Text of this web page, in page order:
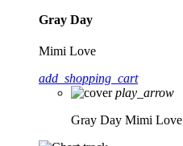
Gray Day
Mimi Love
add_shopping_cart
play_arrow
Gray Day Mimi Love